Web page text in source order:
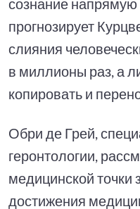
прогнозирует
слияния
в миллионы раз, а
копировать и
Обри де Грей,
геронтологии,
медицинской точки
достижения